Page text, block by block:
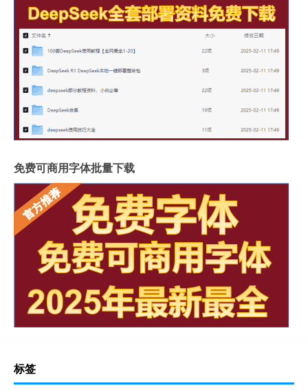
免费可商用字体批量下载
标签